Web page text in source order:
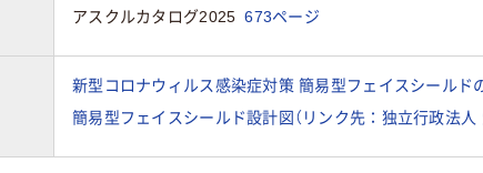
アスクルカタログ2025 673ページ
新型コロナウィルス感染症対策 簡易型フェイスシールド
簡易型フェイスシールド設計図（リンク先：独立行政法人